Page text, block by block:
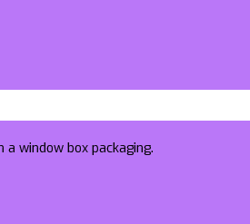
window box packaging.